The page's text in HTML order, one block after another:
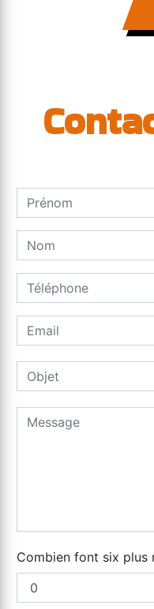
Combien font six plus